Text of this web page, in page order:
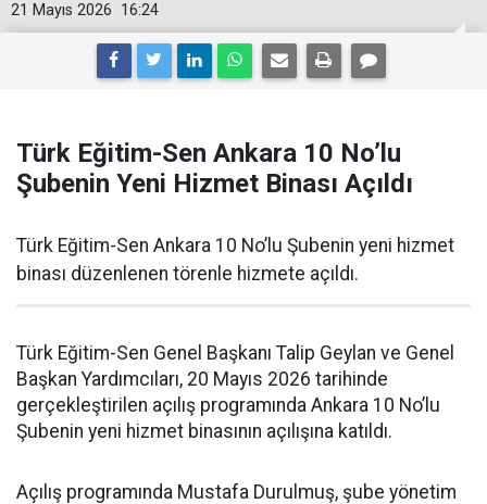
16:24
21 Mayıs 2026
Türk Eğitim-Sen Ankara 10 No’lu
Şubenin Yeni Hizmet Binası Açıldı
Türk Eğitim-Sen Ankara 10 No’lu Şubenin yeni hizmet
binası düzenlenen törenle hizmete açıldı.
Türk Eğitim-Sen Genel Başkanı Talip Geylan ve Genel
Başkan Yardımcıları, 20 Mayıs 2026 tarihinde
gerçekleştirilen açılış programında Ankara 10 No’lu
Şubenin yeni hizmet binasının açılışına katıldı.
Açılış programında Mustafa Durulmuş, şube yönetim